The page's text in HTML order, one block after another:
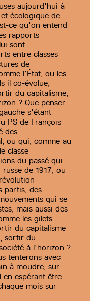
aujourd'hui à
écologique de
ce qu'on entend
rapports
sont
entre classes
de
l’État, ou les
il co-évolue,
du capitalisme,
? Que penser
s'étant
PS de François
des
ou qui, comme au
classe
du passé qui
de 1917, ou
partis, des
qui se
mais aussi des
les gilets
du capitalisme
sortir du
à l'horizon ?
tenterons avec
à moudre, sur
en espérant être
mois sur